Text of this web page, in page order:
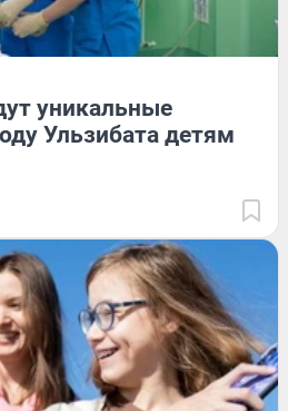
уникальные
Ульзибата детям